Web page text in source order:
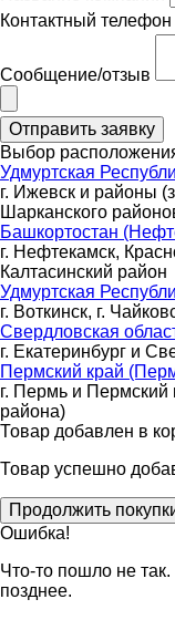
Контактный телефон
Сообщение/отзыв
Выбор
Удмуртская
г. Ижевск и районы
Шарканского
Башкортостан
г. Нефтекамск,
Калтасинский район
Удмуртская
г. Воткинск, г.
Свердловская
г. Екатеринбург и
Пермский край
г. Пермь и Пермский
района)
Товар добавлен в
Товар успешно
Ошибка!
Что-то пошло не
позднее.